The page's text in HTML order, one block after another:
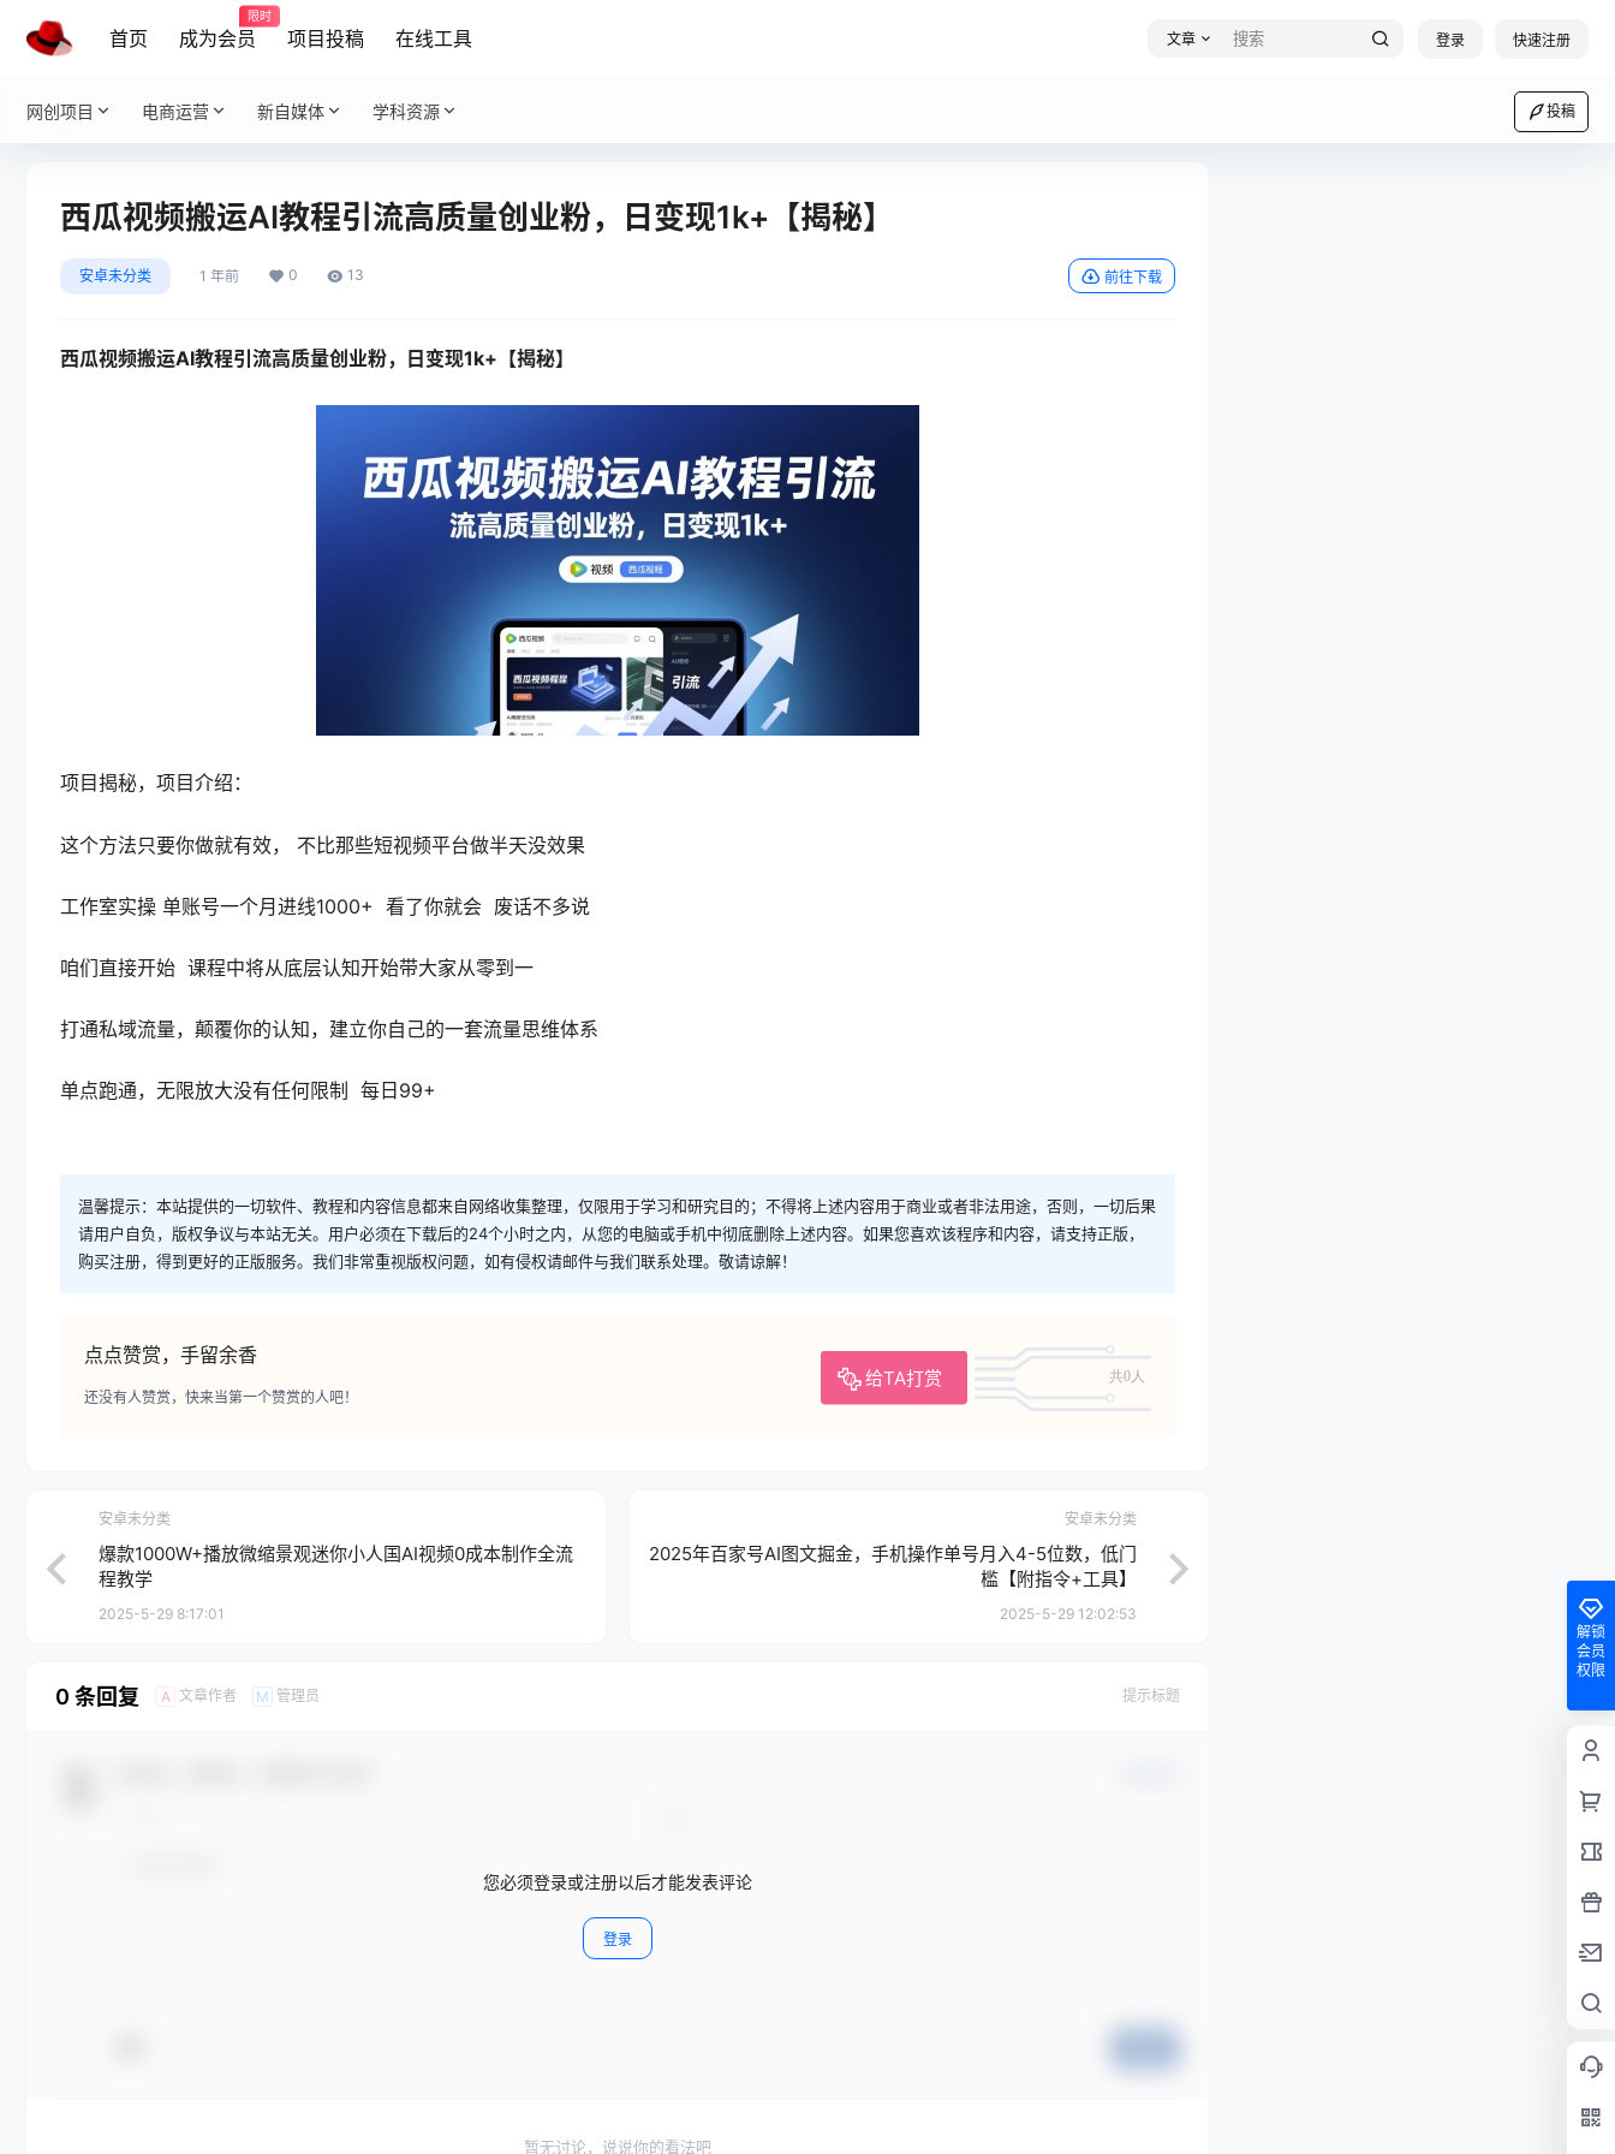
首页 成为会员
限时
项目投稿 在线工具 文章 登录 快速注册
网创项目 电商运营 新自媒体 学科资源 投稿
西瓜视频搬运AI教程引流高质量创业粉，日变现1k+【揭秘】
安卓未分类 1 年前 0 13 前往下载
西瓜视频搬运AI教程引流高质量创业粉，日变现1k+【揭秘】
项目揭秘，项目介绍：
这个方法只要你做就有效， 不比那些短视频平台做半天没效果
工作室实操 单账号一个月进线1000+ 看了你就会 废话不多说
咱们直接开始 课程中将从底层认知开始带大家从零到一
打通私域流量，颠覆你的认知，建立你自己的一套流量思维体系
单点跑通，无限放大没有任何限制 每日99+
温馨提示：本站提供的一切软件、教程和内容信息都来自网络收集整理，仅限用于学习和研究目的；不得将上述内容用于商业或者非法用途，否则，一切后果
请用户自负，版权争议与本站无关。用户必须在下载后的24个小时之内，从您的电脑或手机中彻底删除上述内容。如果您喜欢该程序和内容，请支持正版，
购买注册，得到更好的正版服务。我们非常重视版权问题，如有侵权请邮件与我们联系处理。敬请谅解！
点点赞赏，手留余香
给TA打赏 共0人
还没有人赞赏，快来当第一个赞赏的人吧！
安卓未分类
爆款1000W+播放微缩景观迷你小人国AI视频0成本制作全流
程教学
2025-5-29 8:17:01
安卓未分类
2025年百家号AI图文掘金，手机操作单号月入4-5位数，低门
槛【附指令+工具】
2025-5-29 12:02:53
0 条回复 A 文章作者 M 管理员 提示标题
您必须登录或注册以后才能发表评论
登录
暂无讨论，说说你的看法吧
解锁
会员
权限